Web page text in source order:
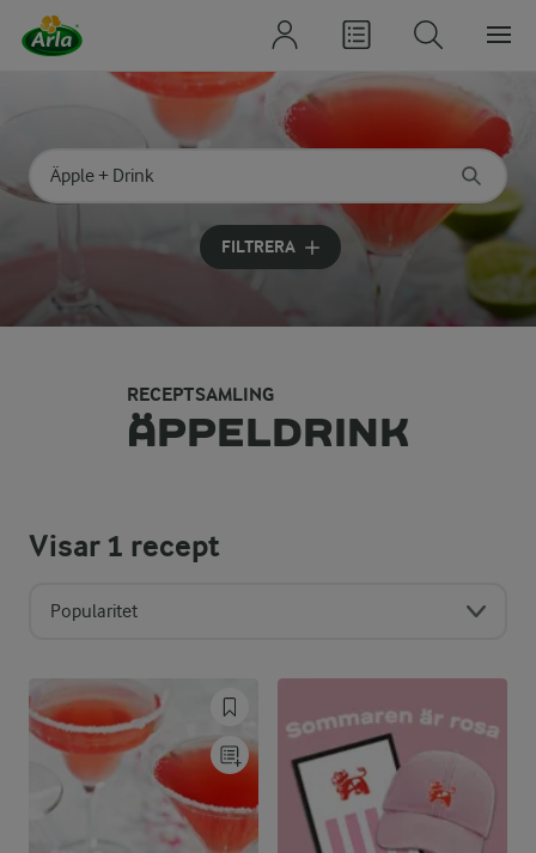
Sök på kategori eller ingrediens
FILTRERA
RECEPTSAMLING
ÄPPELDRINK
Visar1 recept
Popularitet